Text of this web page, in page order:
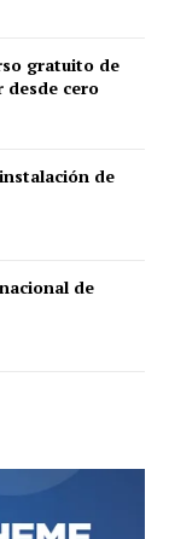
gratuito de
desde cero
de
de